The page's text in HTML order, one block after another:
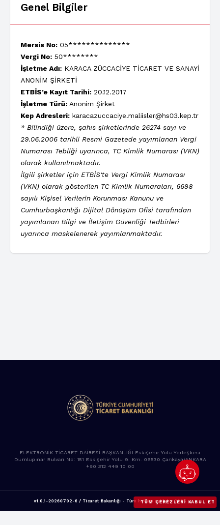
Genel Bilgiler
Mersis No: 05**************
Vergi No: 50********
İşletme Adı: KARACA ZÜCCACİYE TİCARET VE SANAYİ
ANONİM ŞİRKETİ
ETBİS’e Kayıt Tarihi: 20.12.2017
İşletme Türü: Anonim Şirket
Kep Adresleri: karacazuccaciye.maliisler@hs03.kep.tr
* Bilindiği üzere, şahıs şirketlerinde 26274 sayı ve
29.06.2006 tarihli Resmi Gazetede yayımlanan Vergi
Numarası Tebliği uyarınca, TC Kimlik Numarası (VKN)
olarak kullanılmaktadır.
İlgili şirketler için ETBİS'te Vergi Kimlik Numarası
(VKN) olarak gösterilen TC Kimlik Numaraları, 6698
sayılı Kişisel Verilerin Korunması Kanunu ve
Cumhurbaşkanlığı Dijital Dönüşüm Ofisi tarafından
yayımlanan Bilgi ve İletişim Güvenliği Tedbirleri
uyarınca maskelenerek yayımlanmaktadır.
ELEKTRONİK TİCARET DAİRESİ BAŞKANLIĞI Eskişehir Yolu Yerleşkesi
Dumlupınar Bulvarı No: 151 Eskişehir Yolu 9. Km. 06530 Çankaya/ANKARA
+90 312 449 10 00
v1.0.1-20260702-6 / Ticaret Bakanlığı - Tüm hakları saklıdır. 2025
TÜM ÇEREZLERI KABUL ET